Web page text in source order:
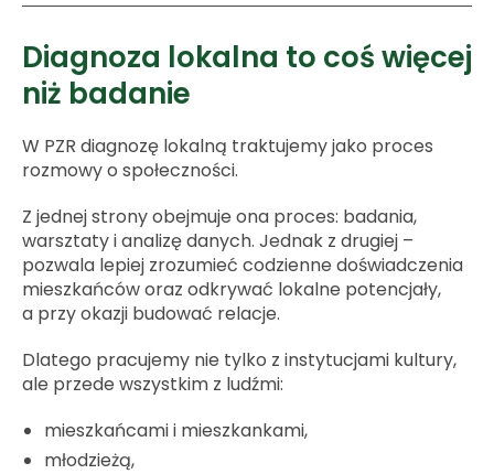
Diagnoza lokalna to coś więcej
niż badanie
W PZR diagnozę lokalną traktujemy jako proces
rozmowy o społeczności.
Z jednej strony obejmuje ona proces: badania,
warsztaty i analizę danych. Jednak z drugiej –
pozwala lepiej zrozumieć codzienne doświadczenia
mieszkańców oraz odkrywać lokalne potencjały,
a przy okazji budować relacje.
Dlatego pracujemy nie tylko z instytucjami kultury,
ale przede wszystkim z ludźmi:
mieszkańcami i mieszkankami,
młodzieżą,